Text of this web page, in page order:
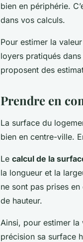
bien en périphérie.
dans vos calculs.
Pour estimer la
loyers pratiqués
proposent des
Prendre en
La surface du
bien en centre-ville.
Le calcul de la
la longueur et la
ne sont pas prises
de hauteur.
Ainsi, pour estimer
précision sa surface